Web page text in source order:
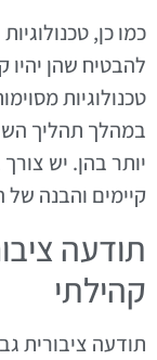
כמו כן,
להבטיח שהן יהיו
טכנולוגיות
במהלך תהליך
יותר בהן. יש
קיימים והבנה
תודעה
קהילתי
תודעה ציבורית